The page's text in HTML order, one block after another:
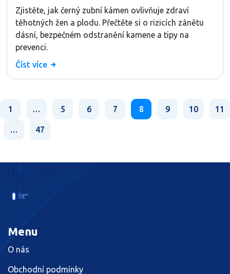
Zjistěte, jak černý zubní kámen ovlivňuje zdraví
těhotných žen a plodu. Přečtěte si o rizicích zánětu
dásní, bezpečném odstranění kamene a tipy na
prevenci.
Číst více
1 … 5 6 7 8 9 10 11
… 47
Menu
O nás
Obchodní podmínky